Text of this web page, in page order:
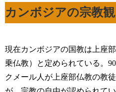
カンボジアの宗教観
現在カンボジアの国教は上座
乗仏教）と定められている。
クメール人が上座部仏教の教